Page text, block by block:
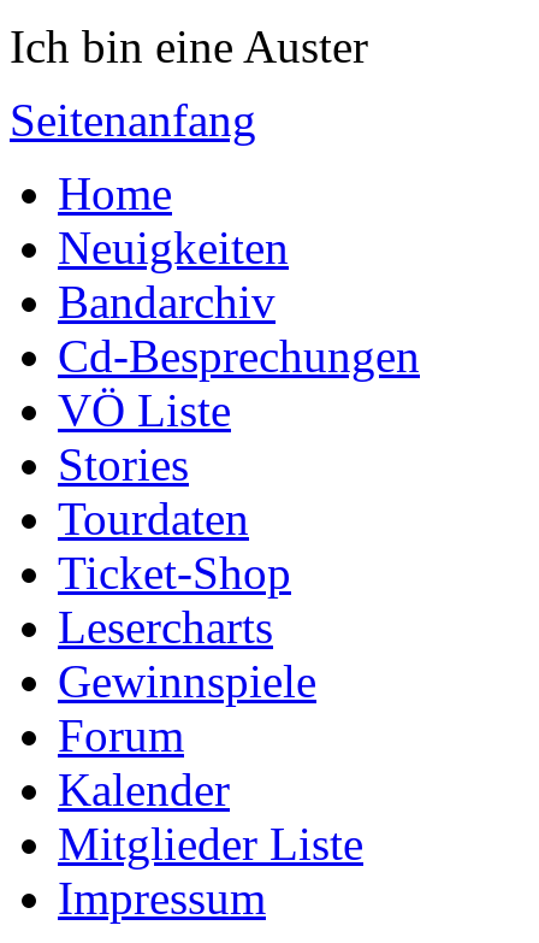
Ich bin eine Auster
Seitenanfang
Home
Neuigkeiten
Bandarchiv
Cd-Besprechungen
VÖ Liste
Stories
Tourdaten
Ticket-Shop
Lesercharts
Gewinnspiele
Forum
Kalender
Mitglieder Liste
Impressum